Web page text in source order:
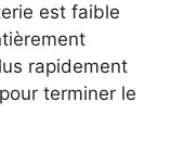
est faible
rapidement
terminer le